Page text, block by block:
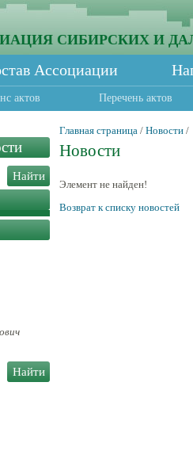
СИБИРСКИХ И
Ассоциации
актов Перечень актов
Главная страница / Новости /
Новости
Элемент не найден!
Возврат к списку новостей